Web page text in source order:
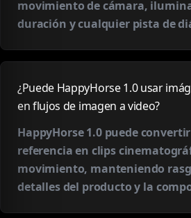
movimiento de cámara,
duración y cualquier pista de
¿Puede HappyHorse 1.0 usar
en flujos de imagen a video?
HappyHorse 1.0 puede
referencia en clips
movimiento, manteniendo
detalles del producto y la